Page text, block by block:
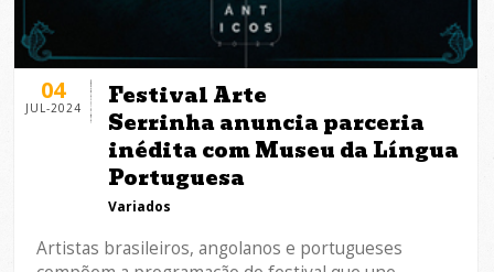
04
JUL-2024
Festival Arte
Serrinha anuncia parceria
inédita com Museu da Língua
Portuguesa
Variados
Artistas brasileiros, angolanos e portugueses